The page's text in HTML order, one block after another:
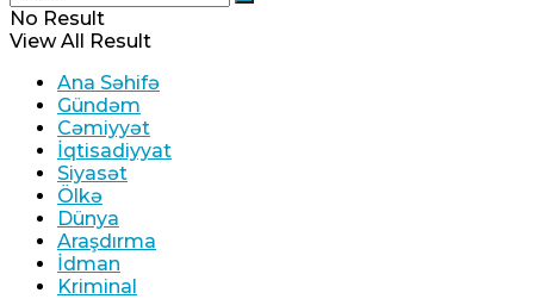
No Result
View All Result
Ana Səhifə
Gündəm
Cəmiyyət
İqtisadiyyat
Siyasət
Ölkə
Dünya
Araşdırma
İdman
Kriminal